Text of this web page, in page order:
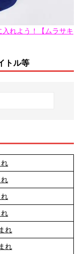
れよう！【ムラサキ
トル等
れ
れ